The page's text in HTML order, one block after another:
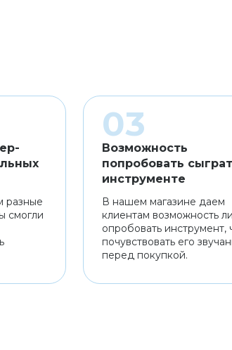
разные
смогли
Возможность
попробовать
инструменте
В нашем магазине даем
клиентам возможность
опробовать инструмент,
почувствовать его
перед покупкой.